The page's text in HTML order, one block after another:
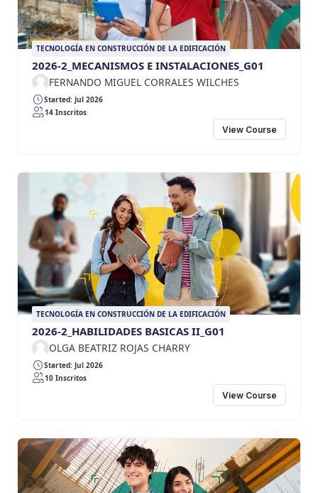
TECNOLOGÍA EN CONSTRUCCIÓN DE LA EDIFICACIÓN
2026-2_MECANISMOS E INSTALACIONES_G01
FERNANDO MIGUEL CORRALES WILCHES
Started: Jul 2026
14 Inscritos
View Course
TECNOLOGÍA EN CONSTRUCCIÓN DE LA EDIFICACIÓN
2026-2_HABILIDADES BASICAS II_G01
OLGA BEATRIZ ROJAS CHARRY
Started: Jul 2026
10 Inscritos
View Course